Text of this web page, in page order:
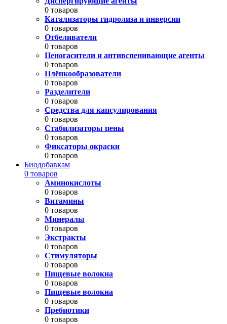
0 товаров
Катализаторы гидролиза и инверсии
0 товаров
Отбеливатели
0 товаров
Пеногасители и антивспенивающие агенты
0 товаров
Плёнкообразователи
0 товаров
Разделители
0 товаров
Средства для капсулирования
0 товаров
Стабилизаторы пены
0 товаров
Фиксаторы окраски
0 товаров
Биодобавкам
0 товаров
Аминокислоты
0 товаров
Витамины
0 товаров
Минералы
0 товаров
Экстракты
0 товаров
Стимуляторы
0 товаров
Пищевые волокна
0 товаров
Пищевые волокна
0 товаров
Пребиотики
0 товаров